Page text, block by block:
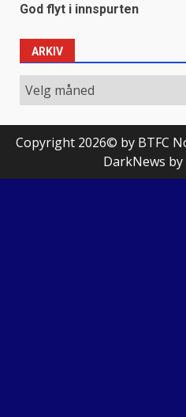
God flyt i innspurten
ARKIV
Arkiv
Copyright 2026© by BTFC
DarkNews by